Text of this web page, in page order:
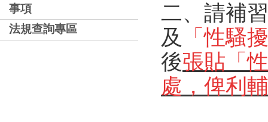
事項
法規查詢專區
二、請補
及
「性騷
後張貼「
處，俾利